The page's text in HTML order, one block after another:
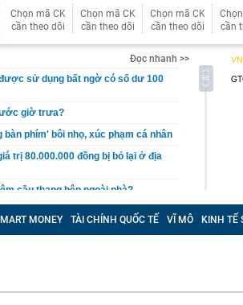
Chọn mã CK
cần theo dõi
Chọn mã CK
cần theo dõi
Chọn mã CK
cần theo dõi
cần
Đọc nhanh >>
sử dụng bất ngờ có số dư 100
giờ trưa?
phím' bôi nhọ, xúc phạm cá nhân
trị 80.000.000 đồng bị bỏ lại ở địa
cầu thang bên ngoài nhà?
nhiều hơn
giấy trước nhà nhưng không bao
cáo" nhưng lại rất đáng mua
MONEY TÀI CHÍNH QUỐC TẾ VĨ MÔ KINH TẾ